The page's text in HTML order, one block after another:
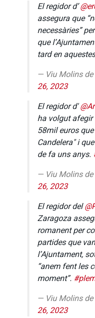
El regidor d’
assegura que
necessàries”
que
tard en
— Viu Molins de
26, 2023
El regidor d'
ha volgut
58mil euros
Candelera" i
de fa uns anys.
— Viu Molins de
26, 2023
El regidor del
Zaragoza
romanent per
partides que
l’Ajuntament,
“anem fent les
moment”.
— Viu Molins de
26, 2023